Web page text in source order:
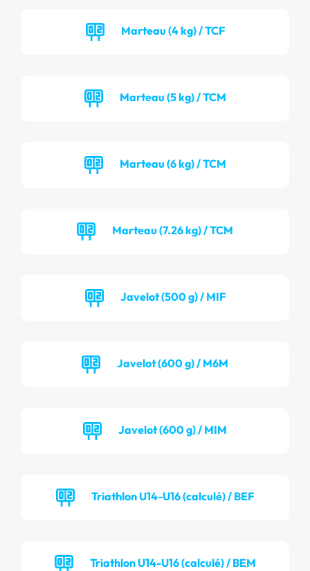
Marteau (4 kg) / TCF
Marteau (5 kg) / TCM
Marteau (6 kg) / TCM
Marteau (7.26 kg) / TCM
Javelot (500 g) / MIF
Javelot (600 g) / M6M
Javelot (600 g) / MIM
Triathlon U14-U16 (calculé) / BEF
Triathlon U14-U16 (calculé) / BEM